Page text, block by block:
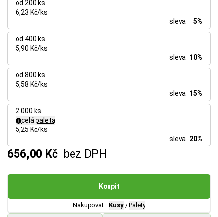
od 200 ks
6,23 Kč/ks
sleva
5%
od 400 ks
5,90 Kč/ks
sleva 10%
od 800 ks
5,58 Kč/ks
sleva 15%
2 000 ks
celá paleta
5,25 Kč/ks
sleva 20%
656,00 Kč bez DPH
Koupit
Nakupovat: Kusy / Palety